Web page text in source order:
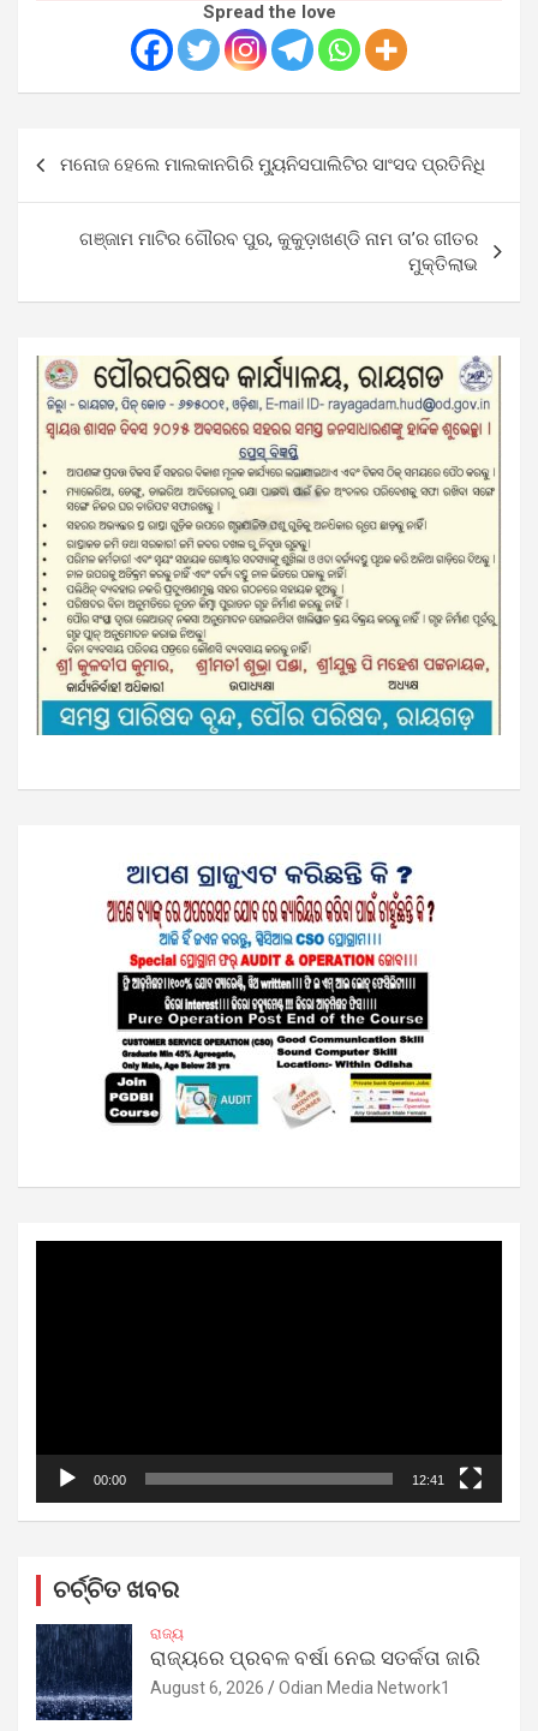
Spread the love
ମନୋଜ ହେଲେ ମାଲକାନଗିରି ମ୍ୟୁନିସପାଲିଟିର ସାଂସଦ ପ୍ରତିନିଧି
ଗଞ୍ଜାମ ମାଟିର ଗୌରବ ପୁର, କୁକୁଡ଼ାଖଣ୍ଡି ନାମ ତା’ର ଗୀତର
ମୁକ୍ତିଲାଭ
00:00 12:41
ଚର୍ଚ୍ଚିତ ଖବର
ରାଜ୍ୟ
ରାଜ୍ୟରେ ପ୍ରବଳ ବର୍ଷା ନେଇ ସତର୍କତା ଜାରି
August 6, 2026 Odian Media Network1